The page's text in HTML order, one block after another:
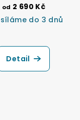
od 2 690 Kč
do 3 dnů
hodnocení
produktu
Detail